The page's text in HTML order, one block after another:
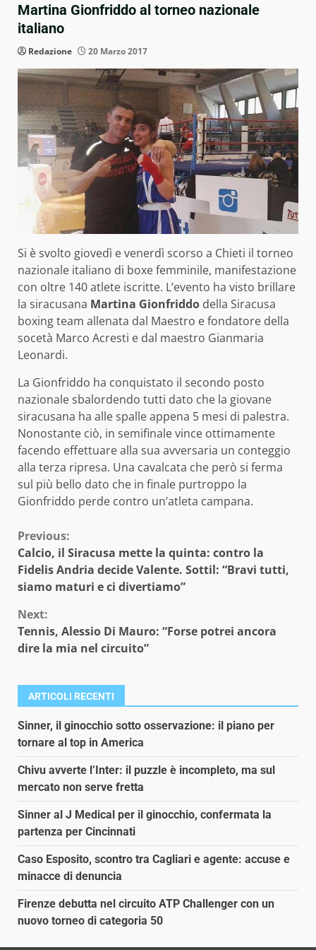
Martina Gionfriddo al torneo nazionale
italiano
Redazione 20 Marzo 2017
Si è svolto giovedì e venerdì scorso a Chieti il torneo
nazionale italiano di boxe femminile, manifestazione
con oltre 140 atlete iscritte. L’evento ha visto brillare
la siracusana Martina Gionfriddo della Siracusa
boxing team allenata dal Maestro e fondatore della
socetà Marco Acresti e dal maestro Gianmaria
Leonardi.
La Gionfriddo ha conquistato il secondo posto
nazionale sbalordendo tutti dato che la giovane
siracusana ha alle spalle appena 5 mesi di palestra.
Nonostante ciò, in semifinale vince ottimamente
facendo effettuare alla sua avversaria un conteggio
alla terza ripresa. Una cavalcata che però si ferma
sul più bello dato che in finale purtroppo la
Gionfriddo perde contro un’atleta campana.
Continue
Reading
Previous:
Calcio, il Siracusa mette la quinta: contro la
Fidelis Andria decide Valente. Sottil: “Bravi tutti,
siamo maturi e ci divertiamo”
Next:
Tennis, Alessio Di Mauro: “Forse potrei ancora
dire la mia nel circuito”
ARTICOLI RECENTI
Sinner, il ginocchio sotto osservazione: il piano per
tornare al top in America
Chivu avverte l’Inter: il puzzle è incompleto, ma sul
mercato non serve fretta
Sinner al J Medical per il ginocchio, confermata la
partenza per Cincinnati
Caso Esposito, scontro tra Cagliari e agente: accuse e
minacce di denuncia
Firenze debutta nel circuito ATP Challenger con un
nuovo torneo di categoria 50